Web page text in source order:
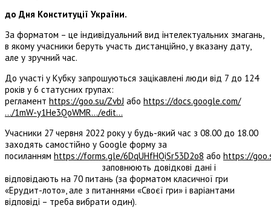
до Дня Конституції України.
За форматом – це індивідуальний вид інтелектуальних змагань,
в якому учасники беруть участь дистанційно, у вказану дату,
але у зручний час.
До участі у Кубку запрошуються зацікавлені люди від 7 до 124
років у 6 статусних групах:
регламент https://goo.su/ZvbJ або https://docs.google.com/
…/1mW-y1He3QoWMR…/edit…
Учасники 27 червня 2022 року у будь-який час з 08.00 до 18.00
заходять самостійно у Google форму за
посиланням https://forms.gle/6DqUHfHQiSr53D2o8 або https://
заповнюють довідкові дані і
відповідають на 70 питань (за форматом класичної гри
«Ерудит-лото», але з питаннями «Своєї гри» і варіантами
відповіді – треба вибрати один).